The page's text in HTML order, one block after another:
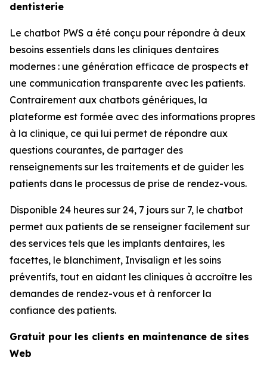
dentisterie
Le chatbot PWS a été conçu pour répondre à deux
besoins essentiels dans les cliniques dentaires
modernes : une génération efficace de prospects et
une communication transparente avec les patients.
Contrairement aux chatbots génériques, la
plateforme est formée avec des informations propres
à la clinique, ce qui lui permet de répondre aux
questions courantes, de partager des
renseignements sur les traitements et de guider les
patients dans le processus de prise de rendez-vous.
Disponible 24 heures sur 24, 7 jours sur 7, le chatbot
permet aux patients de se renseigner facilement sur
des services tels que les implants dentaires, les
facettes, le blanchiment, Invisalign et les soins
préventifs, tout en aidant les cliniques à accroître les
demandes de rendez-vous et à renforcer la
confiance des patients.
Gratuit pour les clients en maintenance de sites
Web